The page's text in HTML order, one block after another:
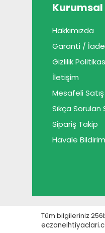
Kurumsal
Hakkımızda
Garanti / İade
Gizlilik
İletişim
Mesafeli
Sıkça Sorulan
Sipariş Takip
Havale
Tüm bilgileriniz